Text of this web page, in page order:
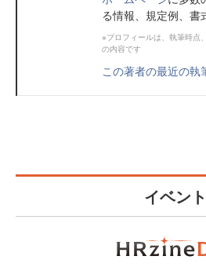
る情報、規定例、書
※プロフィールは、執筆時点
の内容です
この著者の最近の執
イベント